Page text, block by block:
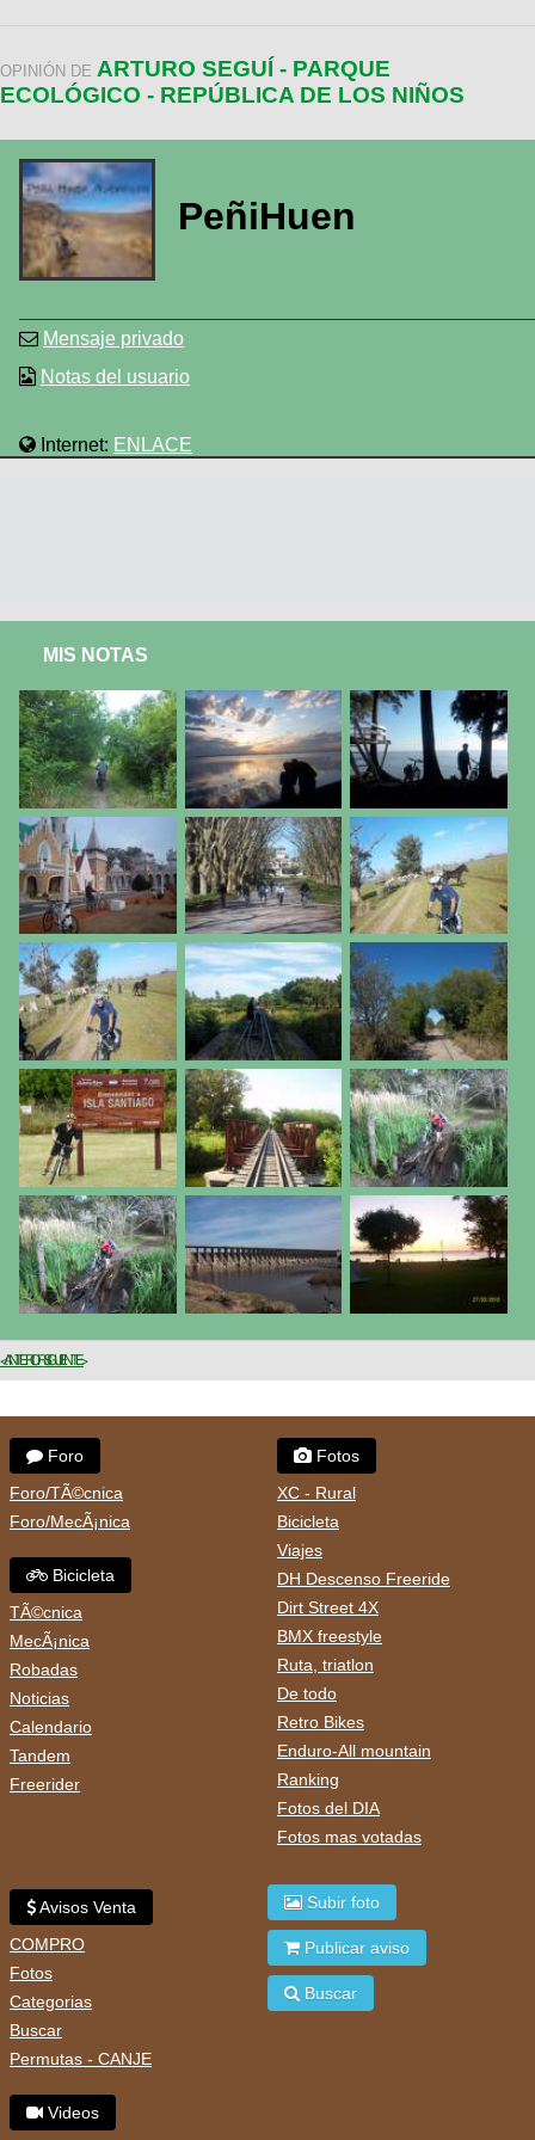
OPINIÓN DE ARTURO SEGUÍ - PARQUE
ECOLÓGICO - REPÚBLICA DE LOS NIÑOS
PeñiHuen
Mensaje privado
Notas del usuario
Internet: ENLACE
MIS NOTAS
< ANTERIORSIGUIENTE >
Foro
Foro/TÃ©cnica
Foro/MecÃ¡nica
Bicicleta
TÃ©cnica
MecÃ¡nica
Robadas
Noticias
Calendario
Tandem
Freerider
Fotos
XC - Rural
Bicicleta
Viajes
DH Descenso Freeride
Dirt Street 4X
BMX freestyle
Ruta, triatlon
De todo
Retro Bikes
Enduro-All mountain
Ranking
Fotos del DIA
Fotos mas votadas
Avisos Venta
COMPRO
Fotos
Categorias
Buscar
Permutas - CANJE
Videos
Subir foto
Publicar aviso
Buscar